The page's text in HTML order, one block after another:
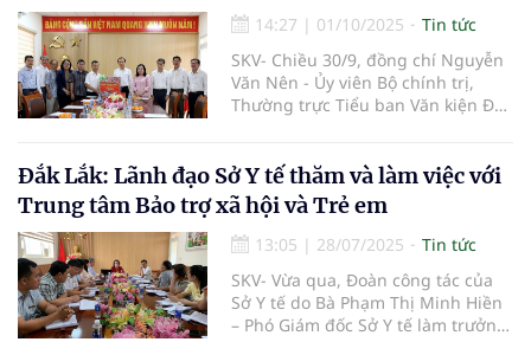
14:27 | 01/10/2025
Tin tức
SKV- Chiều 30/9, đồng chí Nguyễn
Văn Nên - Ủy viên Bộ chính trị,
Thường trực Tiểu ban Văn kiện Đại
Trung tâm Bảo trợ xã hội và trẻ em
tỉnh Đắk Lắk. Cùng tham gia đoàn
công tác, về lãnh đạo tỉnh có đồng
chí Cao Thị Hòa An - Phó Bí thư
Thường trực Tỉnh ủy, Chủ tịch
HĐND tỉnh; đại diện lãnh đạo Ủy
ban MTTQ Việt Nam tỉnh, Văn
phòng Tỉnh ủy và các sở, ngành
Đắk Lắk: Lãnh đạo Sở Y tế thăm và làm việc với
Trung tâm Bảo trợ xã hội và Trẻ em
13:05 | 28/07/2025
Tin tức
SKV- Vừa qua, Đoàn công tác của
Sở Y tế do Bà Phạm Thị Minh Hiền
– Phó Giám đốc Sở Y tế làm trưởng